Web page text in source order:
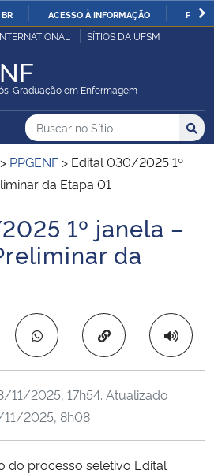
IR
ACESSO À INFORMAÇÃO
Pública
e Abastecimento
SÍTIOS DA UFSM
Graduação em Enfermagem
do Sítio
Busca
Buscar no no Sítio
Busca:
> PPGENF > Edital 030/2025 1º
da Etapa 01
1º janela –
da
Copiar para área
11/2025, 17h54. Atualizado
2025, 8h08
do processo seletivo Edital